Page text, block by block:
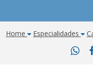
Home Especialidades